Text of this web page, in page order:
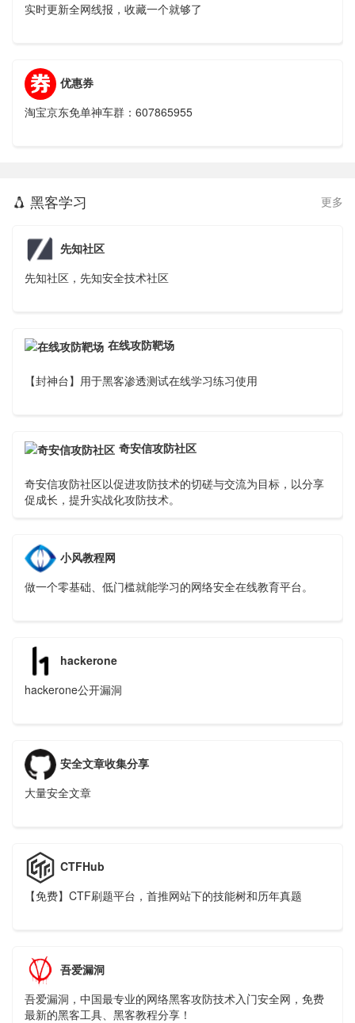
实时更新全网线报，收藏一个就够了
优惠券
淘宝京东免单神车群：607865955
 黑客学习 更多
先知社区
先知社区，先知安全技术社区
在线攻防靶场
【封神台】用于黑客渗透测试在线学习练习使用
奇安信攻防社区
奇安信攻防社区以促进攻防技术的切磋与交流为目标，以分享
促成长，提升实战化攻防技术。
小风教程网
做一个零基础、低门槛就能学习的网络安全在线教育平台。
hackerone
hackerone公开漏洞
安全文章收集分享
大量安全文章
CTFHub
【免费】CTF刷题平台，首推网站下的技能树和历年真题
吾爱漏洞
吾爱漏洞，中国最专业的网络黑客攻防技术入门安全网，免费
最新的黑客工具、黑客教程分享！